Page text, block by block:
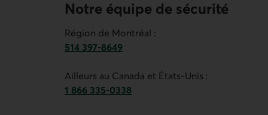
Notre équipe de sécurité
Région de Montréal :
514 397-8649
Ailleurs au Canada et États-Unis :
1 866 335-0338
Numéro de téléphone du service de